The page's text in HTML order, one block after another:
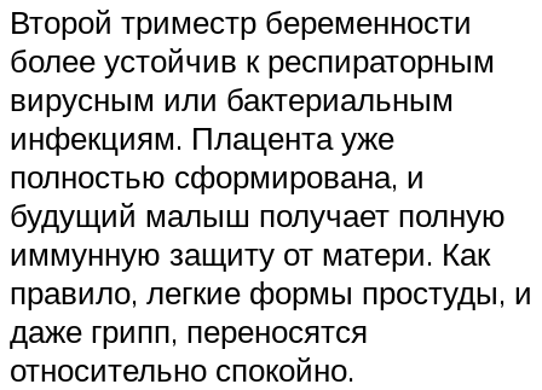
Второй триместр беременности
более устойчив к респираторным
вирусным или бактериальным
инфекциям. Плацента уже
полностью сформирована, и
будущий малыш получает полную
иммунную защиту от матери. Как
правило, легкие формы простуды, и
даже грипп, переносятся
относительно спокойно.